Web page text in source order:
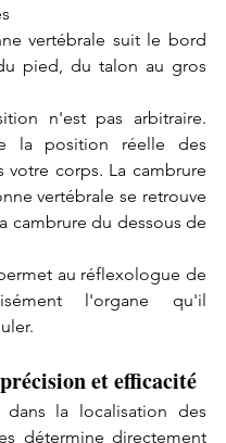
vertébrale suit le bord
pied, du talon au gros
n'est pas arbitraire.
la position réelle des
votre corps. La cambrure
vertébrale se retrouve
cambrure du dessous de
au réflexologue de
l'organe qu'il
et efficacité
dans la localisation des
détermine directement